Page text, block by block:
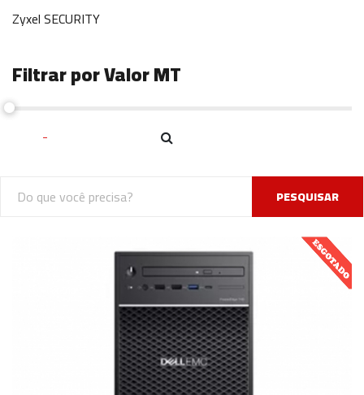
Zyxel SECURITY
Filtrar por Valor MT
PESQUISAR